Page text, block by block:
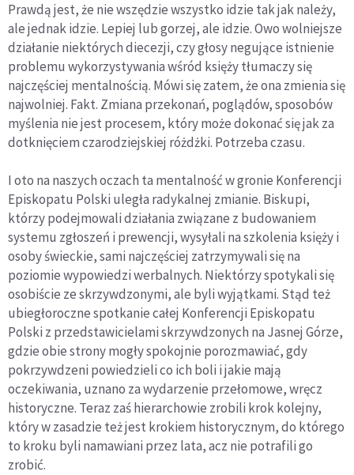
Prawdą jest, że nie wszędzie wszystko idzie tak jak należy,
ale jednak idzie. Lepiej lub gorzej, ale idzie. Owo wolniejsze
działanie niektórych diecezji, czy głosy negujące istnienie
problemu wykorzystywania wśród księży tłumaczy się
najczęściej mentalnością. Mówi się zatem, że ona zmienia się
najwolniej. Fakt. Zmiana przekonań, poglądów, sposobów
myślenia nie jest procesem, który może dokonać się jak za
dotknięciem czarodziejskiej różdżki. Potrzeba czasu.
I oto na naszych oczach ta mentalność w gronie Konferencji
Episkopatu Polski uległa radykalnej zmianie. Biskupi,
którzy podejmowali działania związane z budowaniem
systemu zgłoszeń i prewencji, wysyłali na szkolenia księży i
osoby świeckie, sami najczęściej zatrzymywali się na
poziomie wypowiedzi werbalnych. Niektórzy spotykali się
osobiście ze skrzywdzonymi, ale byli wyjątkami. Stąd też
ubiegłoroczne spotkanie całej Konferencji Episkopatu
Polski z przedstawicielami skrzywdzonych na Jasnej Górze,
gdzie obie strony mogły spokojnie porozmawiać, gdy
pokrzywdzeni powiedzieli co ich boli i jakie mają
oczekiwania, uznano za wydarzenie przełomowe, wręcz
historyczne. Teraz zaś hierarchowie zrobili krok kolejny,
który w zasadzie też jest krokiem historycznym, do którego
to kroku byli namawiani przez lata, acz nie potrafili go
zrobić.